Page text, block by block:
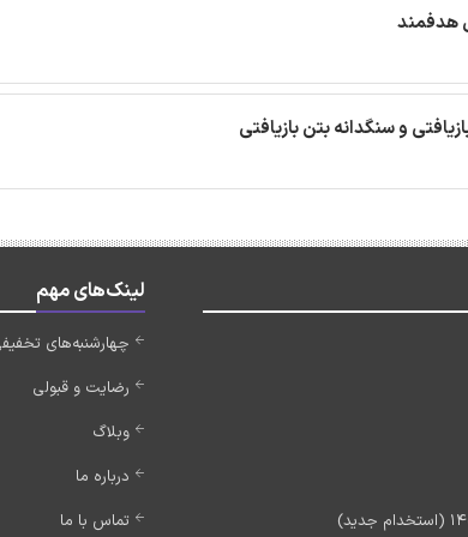
هدفمند
و سنگدانه بتن بازیافتی
لینک‌های مهم
چهارشنبه‌های
رضایت و قبولی
وبلاگ
درباره ما
تماس با ما